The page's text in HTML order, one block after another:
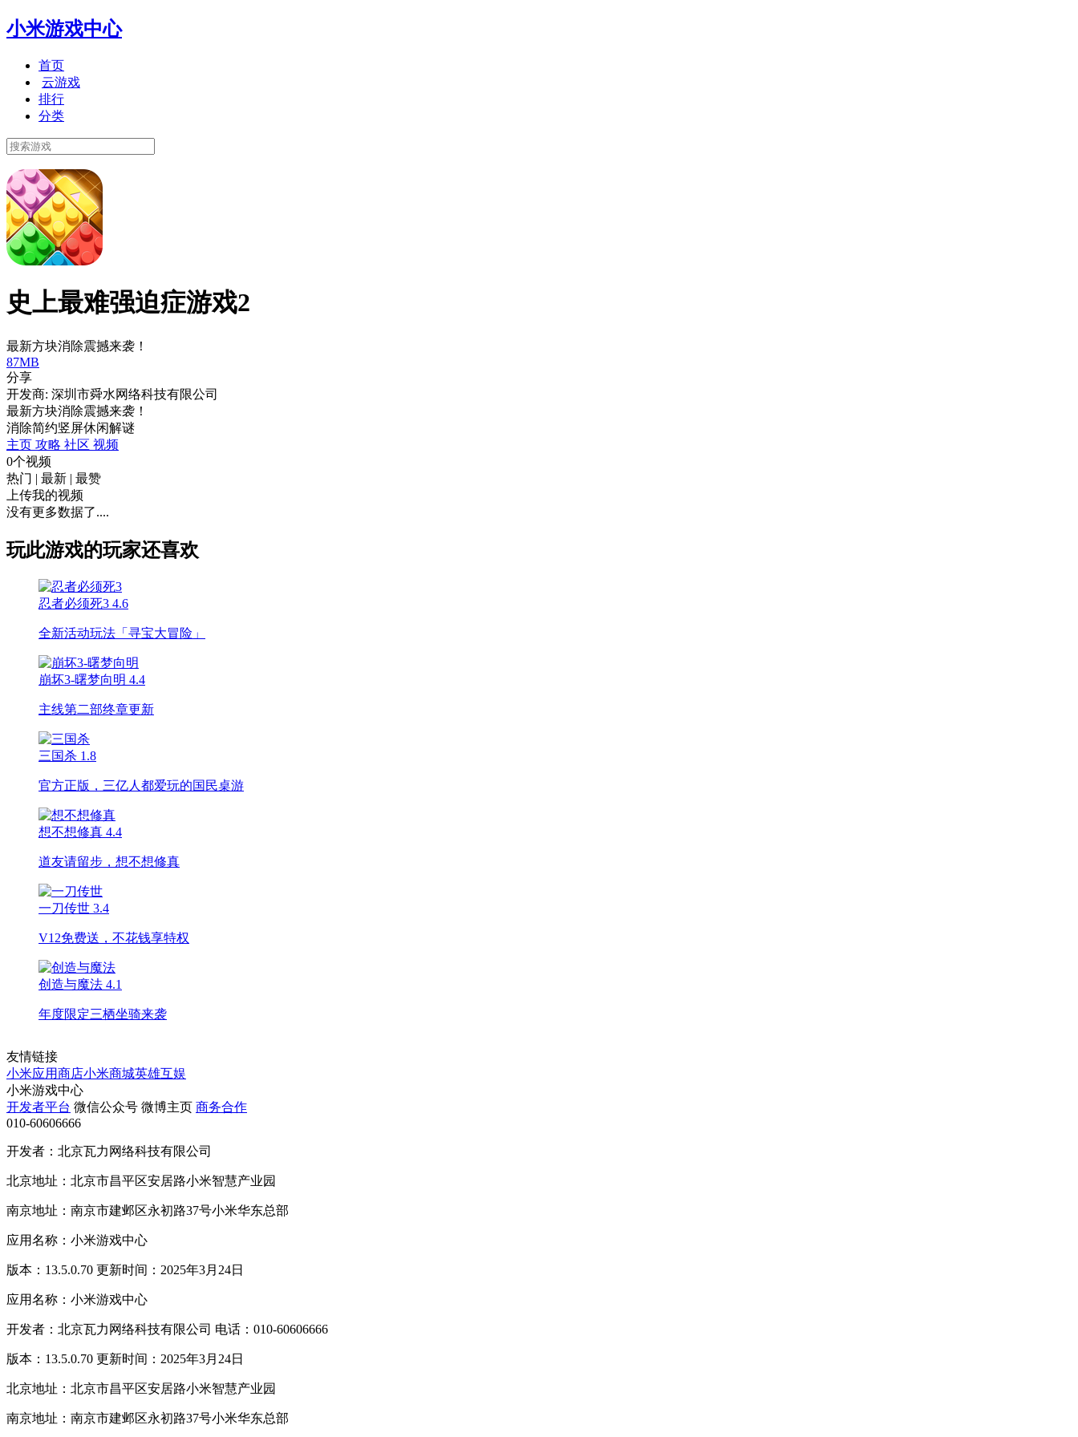
小米游戏中心
首页
云游戏
排行
分类
史上最难强迫症游戏2
最新方块消除震撼来袭！
87MB
分享
开发商: 深圳市舜水网络科技有限公司
最新方块消除震撼来袭！
消除简约竖屏休闲解谜
主页 攻略 社区 视频
0个视频
热门 | 最新 | 最赞
上传我的视频
没有更多数据了....
玩此游戏的玩家还喜欢
忍者必须死3 4.6
全新活动玩法「寻宝大冒险」
崩坏3-曙梦向明 4.4
主线第二部终章更新
三国杀 1.8
官方正版，三亿人都爱玩的国民桌游
想不想修真 4.4
道友请留步，想不想修真
一刀传世 3.4
V12免费送，不花钱享特权
创造与魔法 4.1
年度限定三栖坐骑来袭
友情链接
小米应用商店小米商城英雄互娱
小米游戏中心
开发者平台 微信公众号 微博主页 商务合作
010-60606666
开发者：北京瓦力网络科技有限公司
北京地址：北京市昌平区安居路小米智慧产业园
南京地址：南京市建邺区永初路37号小米华东总部
应用名称：小米游戏中心
版本：13.5.0.70 更新时间：2025年3月24日
应用名称：小米游戏中心
开发者：北京瓦力网络科技有限公司 电话：010-60606666
版本：13.5.0.70 更新时间：2025年3月24日
北京地址：北京市昌平区安居路小米智慧产业园
南京地址：南京市建邺区永初路37号小米华东总部